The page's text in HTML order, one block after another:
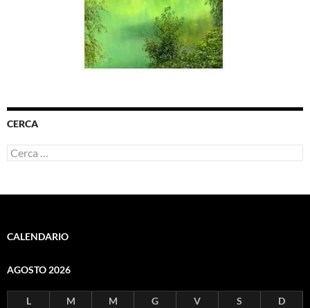
CERCA
Ricerca
per:
CALENDARIO
AGOSTO 2026
L M M G V S
D